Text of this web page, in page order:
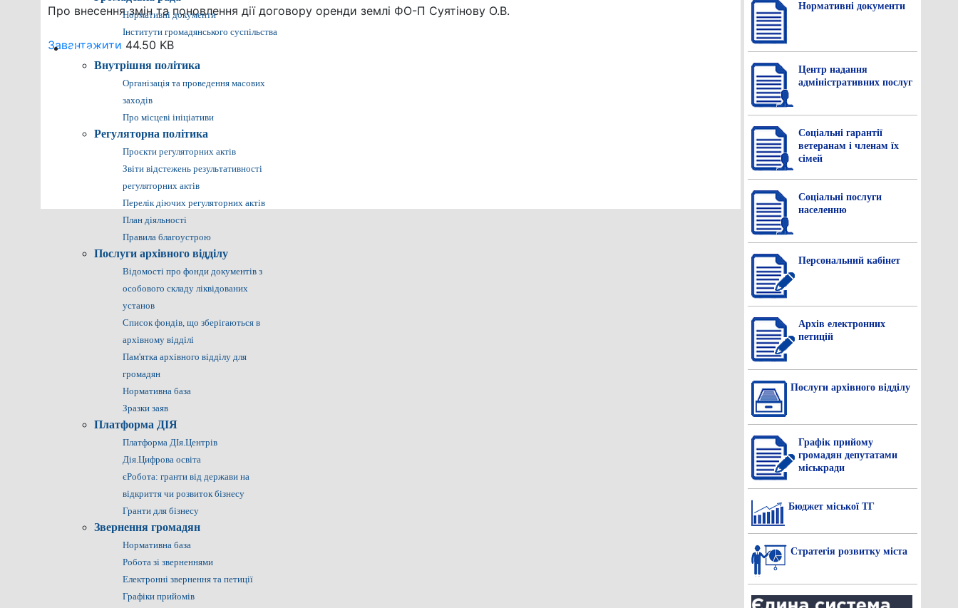
Нормативні документи
Інститути громадянського суспільства
Громадянам
Внутрішня політика
Організація та проведення масових
заходів
Про місцеві ініціативи
Регуляторна політика
Проєкти регуляторних актів
Звіти відстежень результативності
регуляторних актів
Перелік діючих регуляторних актів
План діяльності
Правила благоустрою
Послуги архівного відділу
Відомості про фонди документів з
особового складу ліквідованих
установ
Список фондів, що зберігаються в
архівному відділі
Пам'ятка архівного відділу для
громадян
Нормативна база
Зразки заяв
Платформа ДІЯ
Платформа ДІя.Центрів
Дія.Цифрова освіта
єРобота: гранти від держави на
відкриття чи розвиток бізнесу
Гранти для бізнесу
Звернення громадян
Нормативна база
Робота зі зверненнями
Електронні звернення та петиції
Графіки прийомів
Про внесення змін та поновлення дії договору оренди землі ФО-П Суятінову О.В.
Завантажити 44.50 KB
Нормативнi документи
Центр надання
адміністративних послуг
Соціальні гарантії
ветеранам і членам їх
сімей
Соціальні послуги
населенню
Персональний кабінет
Архів електронних
петицій
Послуги архівного відділу
Графік прийому
громадян депутатами
міськради
Бюджет міської ТГ
Стратегія розвитку міста